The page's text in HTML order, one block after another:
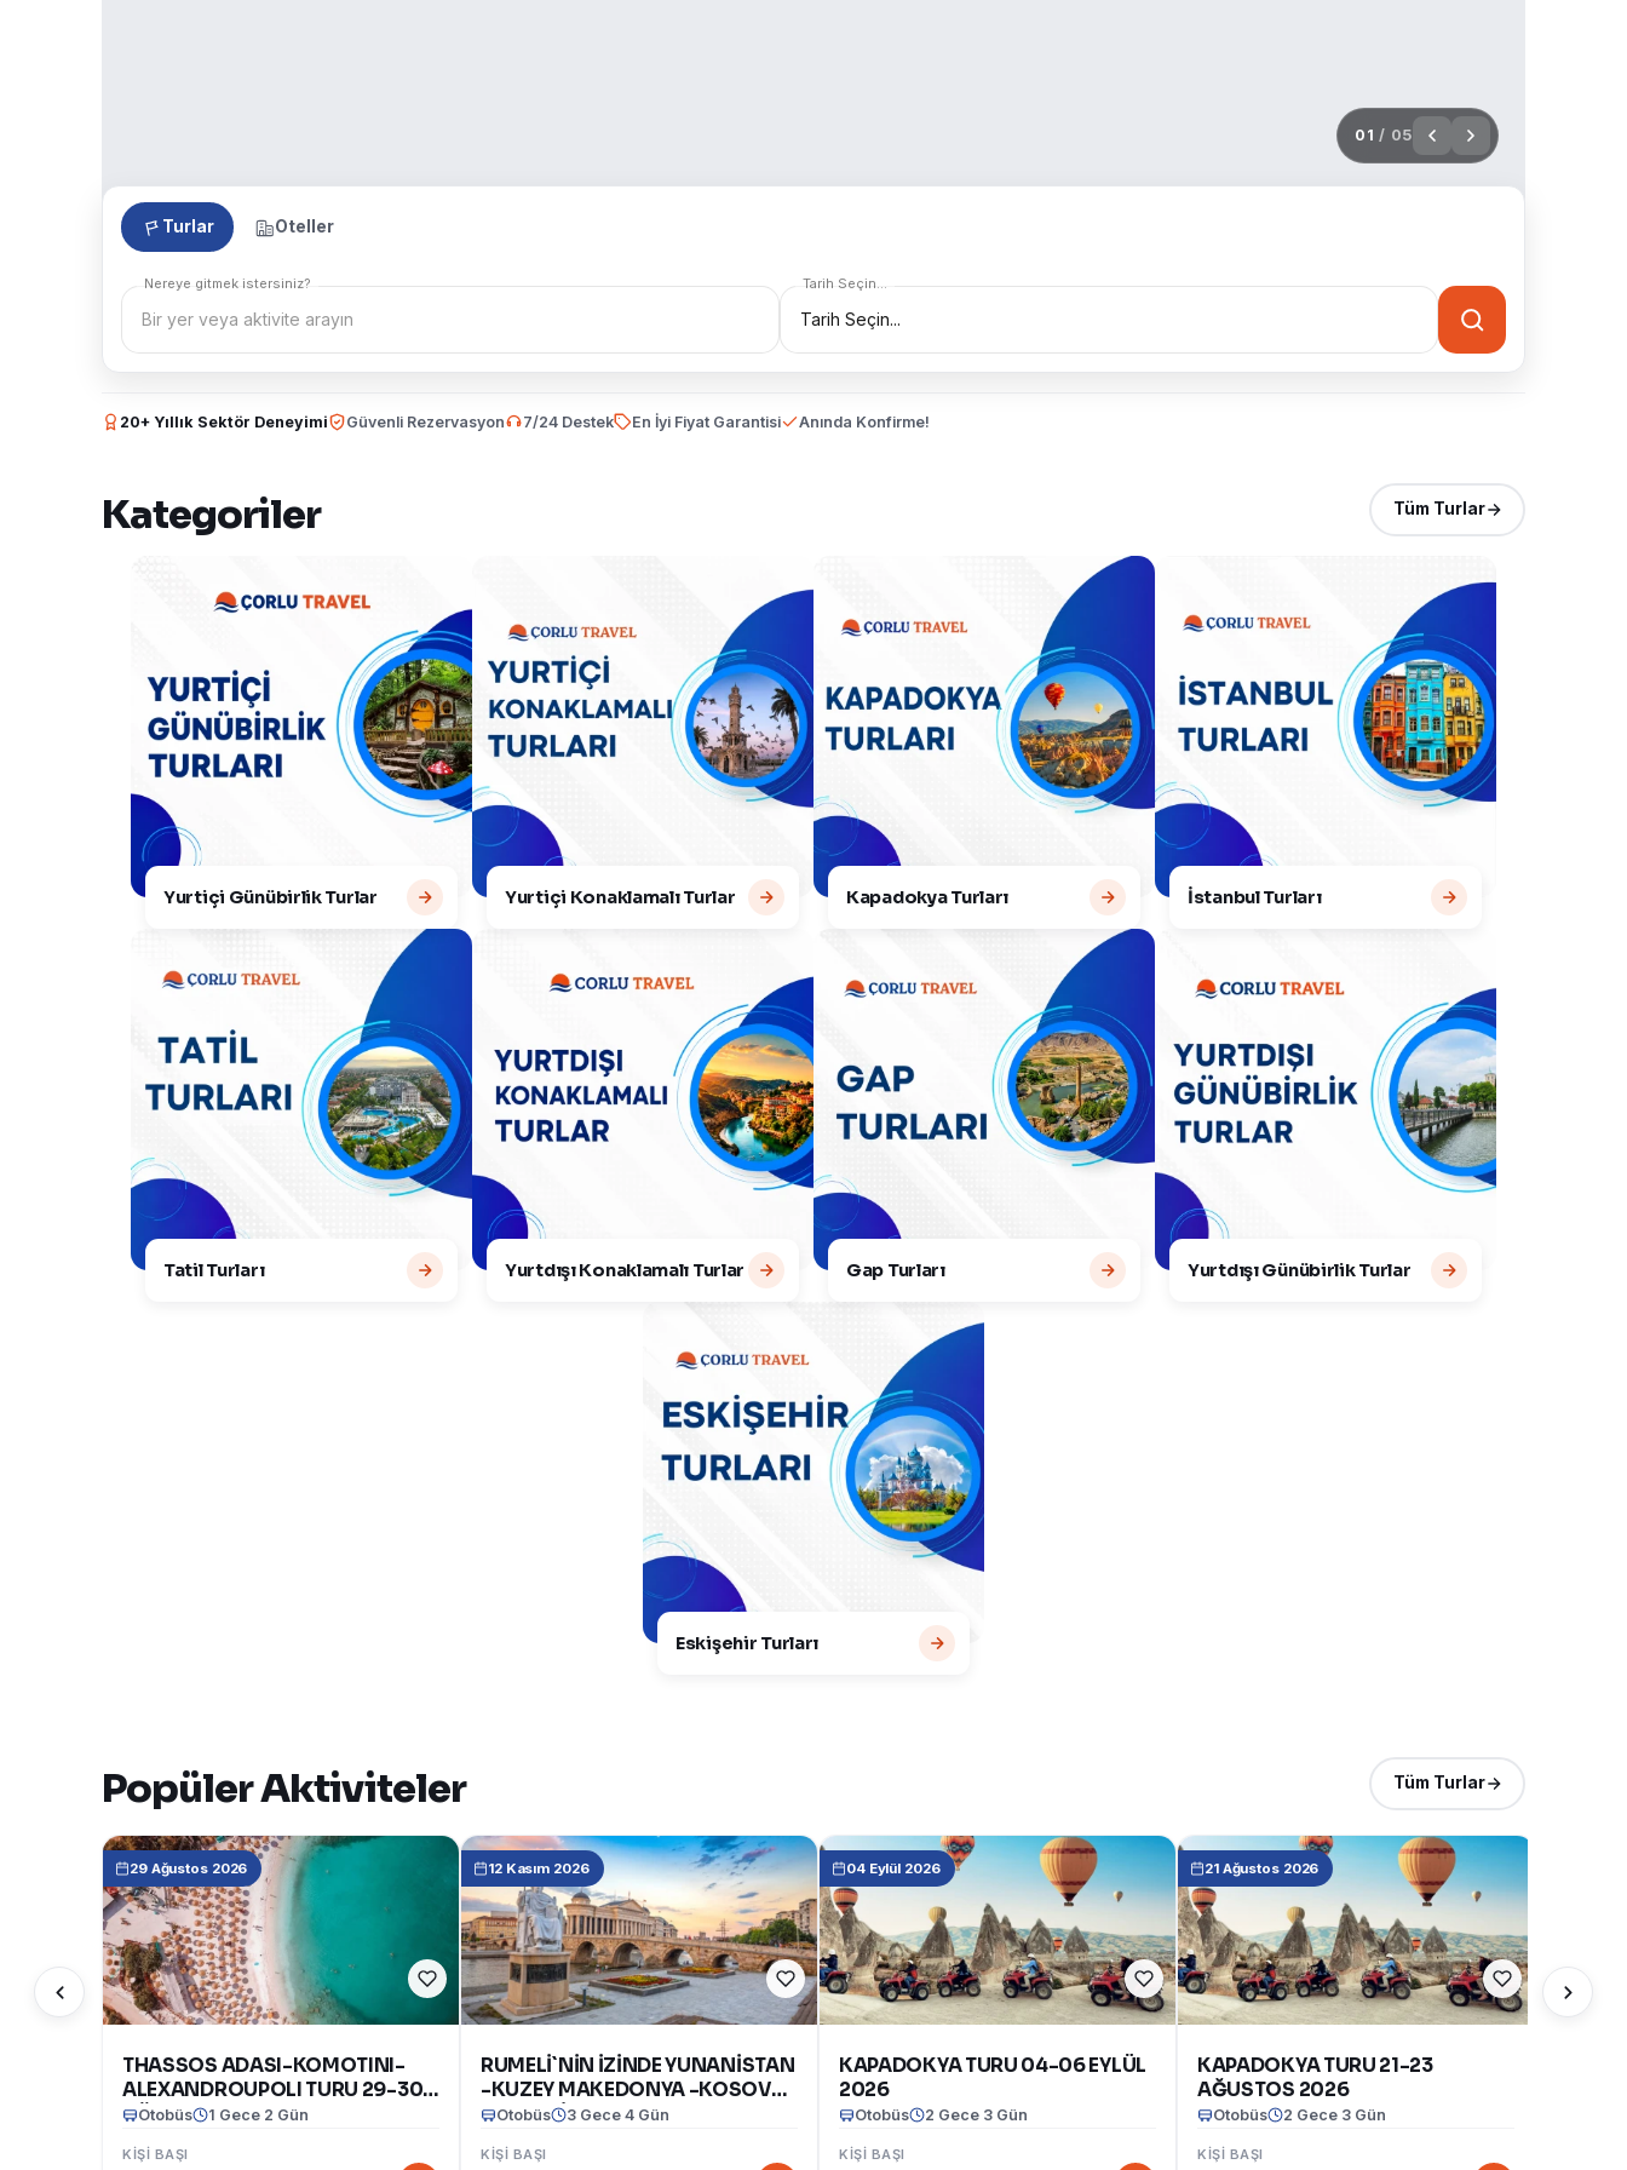
02 / 05
Turlar Oteller
Nereye gitmek istersiniz? Tarih Seçin...
20+ Yıllık Sektör Deneyimi Güvenli Rezervasyon 7/24 Destek En İyi Fiyat Garantisi Anında Konfirme!
Kategoriler Tüm Turlar
Yurtiçi Günübirlik Turlar Yurtiçi Konaklamalı Turlar Kapadokya Turları İstanbul Turları
Tatil Turları Yurtdışı Konaklamalı Turlar Gap Turları Yurtdışı Günübirlik Turlar
Eskişehir Turları
Popüler Aktiviteler Tüm Turlar
29 Ağustos 2026
THASSOS ADASI-KOMOTINI-
ALEXANDROUPOLI TURU 29-30
AĞUSTOS 2026
Otobüs 1 Gece 2 Gün
KIŞI BAŞI
12 Kasım 2026
RUMELİ`NİN İZİNDE YUNANİSTAN
-KUZEY MAKEDONYA -KOSOVA -
BULGARİSTAN TURU(12-15
Otobüs 3 Gece 4 Gün
KIŞI BAŞI
04 Eylül 2026
KAPADOKYA TURU 04-06 EYLÜL
2026
Otobüs 2 Gece 3 Gün
KIŞI BAŞI
21 Ağustos 2026
KAPADOKYA TURU 21-23
AĞUSTOS 2026
Otobüs 2 Gece 3 Gün
KIŞI BAŞI